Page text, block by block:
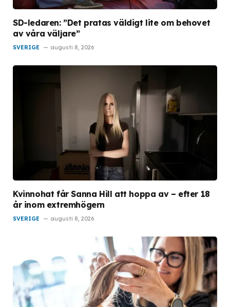
SD-ledaren: ”Det pratas väldigt lite om behovet
av våra väljare”
SVERIGE augusti 8, 2026
Kvinnohat får Sanna Hill att hoppa av – efter 18
år inom extremhögern
SVERIGE augusti 8, 2026